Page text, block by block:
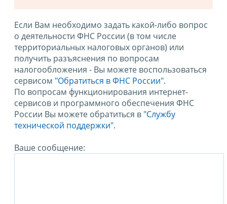
Если Вам необходимо задать какой-либо вопрос
о деятельности ФНС России (в том числе
территориальных налоговых органов) или
получить разъяснения по вопросам
налогообложения - Вы можете воспользоваться
сервисом "Обратиться в ФНС России".
По вопросам функционирования интернет-
сервисов и программного обеспечения ФНС
России Вы можете обратиться в "Службу
технической поддержки".
Ваше сообщение: